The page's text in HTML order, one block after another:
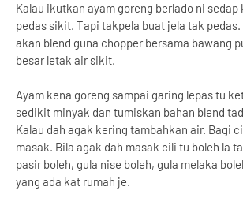
Kalau ikutkan ayam goreng berlado ni sedap
pedas sikit. Tapi takpela buat jela tak pedas.
akan blend guna chopper bersama bawang
besar letak air sikit.
Ayam kena goreng sampai garing lepas tu
sedikit minyak dan tumiskan bahan blend
Kalau dah agak kering tambahkan air. Bagi
masak. Bila agak dah masak cili tu boleh la
pasir boleh, gula nise boleh, gula melaka
yang ada kat rumah je.